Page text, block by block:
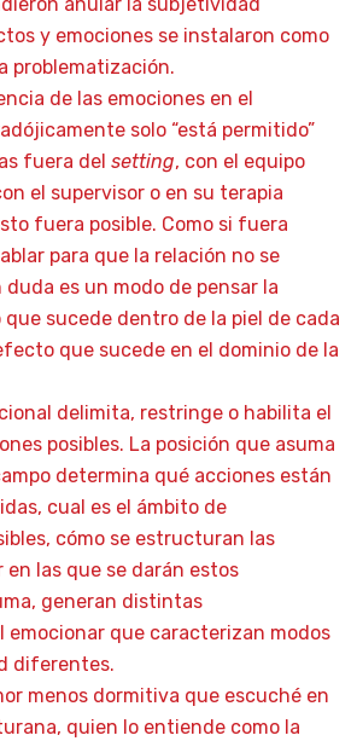
y emociones se instalaron como
problematización.
de las emociones en el
solo “está permitido”
fuera del setting, con el equipo
el supervisor o en su terapia
fuera posible. Como si fuera
para que la relación no se
es un modo de pensar la
que sucede dentro de la piel de cada
que sucede en el dominio de la
delimita, restringe o habilita el
posibles. La posición que asuma
determina qué acciones están
cual es el ámbito de
cómo se estructuran las
en las que se darán estos
generan distintas
emocionar que caracterizan modos
diferentes.
menos dormitiva que escuché en
quien lo entiende como la